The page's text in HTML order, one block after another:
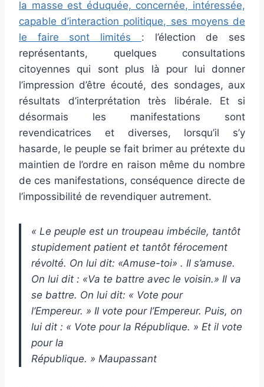
la masse est éduquée, concernée, intéressée,
capable d’interaction politique, ses moyens de
le faire sont limités : l’élection de ses
représentants, quelques consultations
citoyennes qui sont plus là pour lui donner
l’impression d’être écouté, des sondages, aux
résultats d’interprétation très libérale. Et si
désormais les manifestations sont
revendicatrices et diverses, lorsqu’il s’y
hasarde, le peuple se fait brimer au prétexte du
maintien de l’ordre en raison même du nombre
de ces manifestations, conséquence directe de
l’impossibilité de revendiquer autrement.
« Le peuple est un troupeau imbécile, tantôt
stupidement patient et tantôt férocement
révolté. On lui dit: «Amuse-toi» . Il s’amuse.
On lui dit : «Va te battre avec le voisin.» Il va
se battre. On lui dit: « Vote pour
l’Empereur. » Il vote pour l’Empereur. Puis, on
lui dit : « Vote pour la République. » Et il vote
pour la
République. » Maupassant